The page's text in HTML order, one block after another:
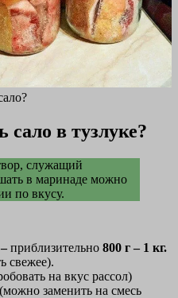
сало в тузлуке?
служащий
в маринаде можно
по вкусу.
приблизительно 800 г – 1 кг.
свежее).
на вкус рассол)
заменить на смесь